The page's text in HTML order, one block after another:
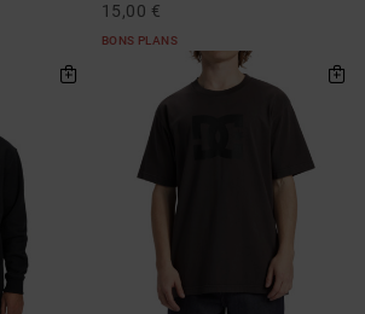
15,00 €
BONS PLANS